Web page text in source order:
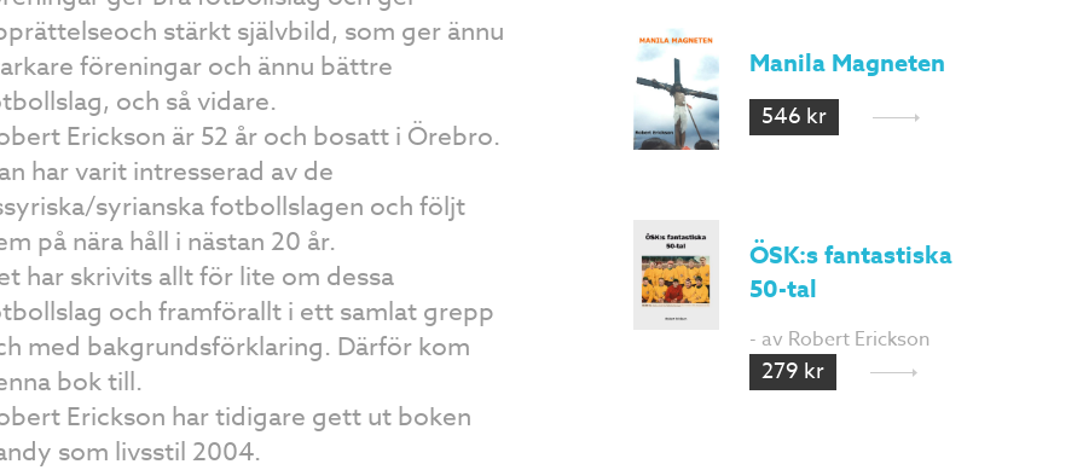
stärkt självbild, som ger ännu
föreningar och ännu bättre
och så vidare.
Erickson är 52 år och bosatt i Örebro.
har varit intresserad av de
syrianska fotbollslagen och följt
på nära håll i nästan 20 år.
har skrivits allt för lite om dessa
och framförallt i ett samlat grepp
med bakgrundsförklaring. Därför kom
bok till.
Erickson har tidigare gett ut boken
som livsstil 2004.
Manila Magneten
546 kr
ÖSK:s fantastiska
50-tal
- av Robert Erickson
279 kr